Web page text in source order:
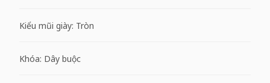
Kiểu mũi giày: Tròn
Khóa: Dây buộc